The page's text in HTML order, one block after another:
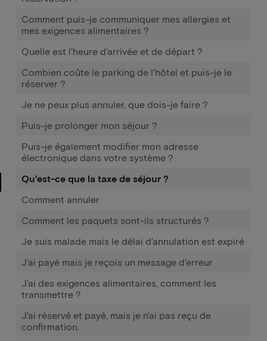
Comment puis-je communiquer mes allergies et
mes exigences alimentaires ?
Quelle est l'heure d'arrivée et de départ ?
Combien coûte le parking de l'hôtel et puis-je le
réserver ?
Je ne peux plus annuler, que dois-je faire ?
Puis-je prolonger mon séjour ?
Puis-je également modifier mon adresse
électronique dans votre système ?
Qu'est-ce que la taxe de séjour ?
Comment annuler
Comment les paquets sont-ils structurés ?
Je suis malade mais le délai d'annulation est expiré
J'ai payé mais je reçois un message d'erreur
J'ai des exigences alimentaires, comment les
transmettre ?
J'ai réservé et payé, mais je n'ai pas reçu de
confirmation.